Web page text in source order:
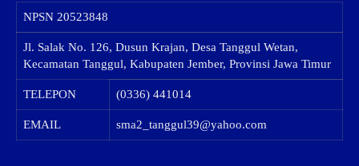
NPSN 20523848
Jl. Salak No. 126, Dusun Krajan, Desa Tanggul Wetan,
Kecamatan Tanggul, Kabupaten Jember, Provinsi Jawa Timur
TELEPON (0336) 441014
EMAIL sma2_tanggul39@yahoo.com